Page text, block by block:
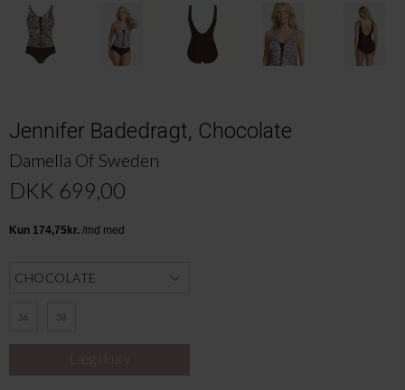
Jennifer Badedragt, Chocolate
Damella Of Sweden
DKK 699,00
36 38